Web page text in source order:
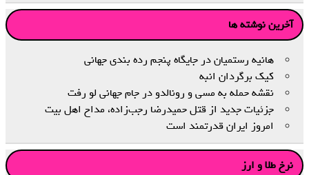
آخرین نوشته ها
هانیه رستمیان در جایگاه پنجم رده‌ بندی جهانی
کیک برگردان انبه
نقشه حمله به مسی و رونالدو در جام جهانی لو رفت
جزئیات جدید از قتل حمیدرضا رجب‌زاده، مداح اهل‌ بیت
امروز ایران قدرتمند است
نرخ طلا و ارز